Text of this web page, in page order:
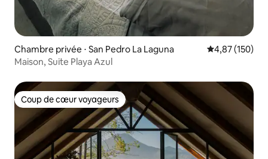
Chambre privée ⋅ San Pedro La Laguna Évaluation
4,87 (150)
Maison, Suite Playa Azul
Coup de cœur voyageurs
Coup de cœur voyageurs